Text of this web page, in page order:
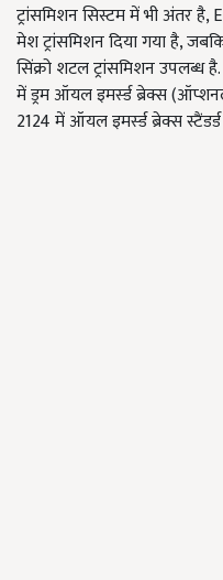
ट्रांसमिशन सिस्टम में भी अंतर
मेश ट्रांसमिशन दिया गया है,
सिंक्रो शटल ट्रांसमिशन उपलब्ध
में ड्रम ऑयल इमर्स्ड ब्रेक्स
2124 में ऑयल इमर्स्ड ब्रेक्स